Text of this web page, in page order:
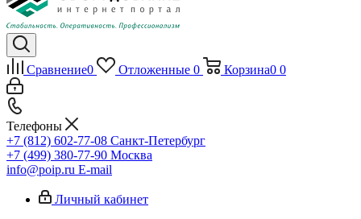
Сравнение0 Отложенные 0 Корзина0 0
Телефоны
+7 (812) 602-77-08 Санкт-Петербург
+7 (499) 380-77-90 Москва
info@poip.ru E-mail
Личный кабинет